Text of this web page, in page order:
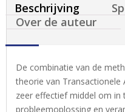
Beschrijving
Over de auteur
De combinatie van de
theorie van Transactionele
zeer effectief middel om in
probleemoplossing en